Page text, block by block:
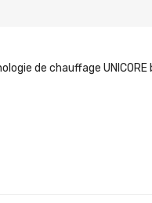
de chauffage